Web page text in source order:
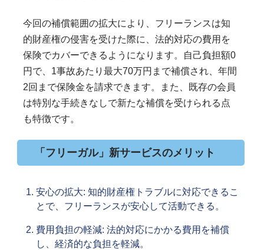
今回の補償範囲の拡大により、フリーランスは知
的財産権の侵害を受けた際に、法的対応の費用を
保険でカバーできるようになります。自己負担額0
円で、1事故あたり最大70万円まで補償され、年間
2回まで保険金を請求できます。また、既存の会員
は特別な手続きなしで新たな補償を受けられる点
も特徴です。
「フリーガル」新サービスのメリット
安心の拡大: 知的財産権トラブルに対応できるこ
とで、フリーランスが安心して活動できる。
費用負担の軽減: 法的対応にかかる費用を補償
し、経済的な負担を軽減。